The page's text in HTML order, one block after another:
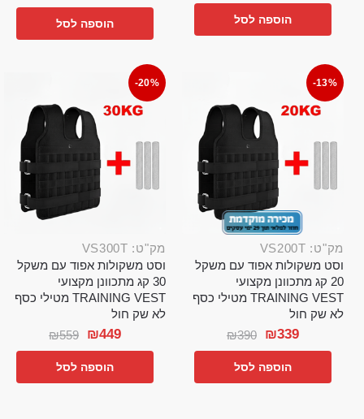
הוספה לסל הוספה לסל
-13%
מק"ט: VS200T
וסט משקולות אפוד עם משקל
20 קג מתכוונן מקצועי
TRAINING VEST מטילי כסף
לא שק חול
₪390 ₪339
הוספה לסל
-20%
מק"ט: VS300T
וסט משקולות אפוד עם משקל
30 קג מתכוונן מקצועי
TRAINING VEST מטילי כסף
לא שק חול
₪559 ₪449
הוספה לסל